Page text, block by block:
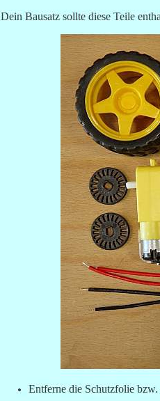
Dein Bausatz sollte diese Teile
Entferne die Schutzfolie